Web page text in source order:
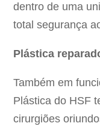
dentro de uma
total segurança
Plástica
Também em
Plástica do HSF
cirurgiões